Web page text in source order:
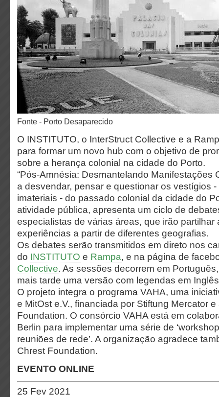
Fonte - Porto Desaparecido
O INSTITUTO, o InterStruct Collective e a
para formar um novo hub com o objetivo de
sobre a herança colonial na cidade do Porto.
“Pós-Amnésia: Desmantelando Manifestações
a desvendar, pensar e questionar os vestígios -
imateriais - do passado colonial da cidade do
atividade pública, apresenta um ciclo de
especialistas de várias áreas, que irão partilhar
experiências a partir de diferentes geografias.
Os debates serão transmitidos em direto nos
do INSTITUTO e Rampa, e na página de
Collective. As sessões decorrem em
mais tarde uma versão com legendas em
O projeto integra o programa VAHA, uma
e MitOst e.V., financiada por Stiftung Mercator
Foundation. O consórcio VAHA está em
Berlin para implementar uma série de
reuniões de rede’. A organização agradece
Chrest Foundation.
EVENTO ONLINE
25 Fev 2021